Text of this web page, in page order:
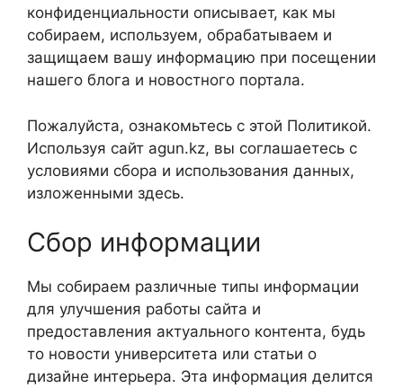
конфиденциальности описывает, как мы
собираем, используем, обрабатываем и
защищаем вашу информацию при посещении
нашего блога и новостного портала.
Пожалуйста, ознакомьтесь с этой Политикой.
Используя сайт agun.kz, вы соглашаетесь с
условиями сбора и использования данных,
изложенными здесь.
Сбор информации
Мы собираем различные типы информации
для улучшения работы сайта и
предоставления актуального контента, будь
то новости университета или статьи о
дизайне интерьера. Эта информация делится